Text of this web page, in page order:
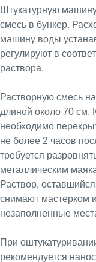
Штукатурную
смесь в бункер.
машину воды
регулируют в
раствора.
Растворную смесь
длиной около 70
необходимо
не более 2 часов
требуется
металлическим
Раствор,
снимают мастерком
незаполненные
При
рекомендуется